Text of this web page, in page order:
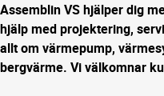
Assemblin VS hjälper dig
hjälp med projektering,
allt om värmepump,
bergvärme. Vi välkomnar